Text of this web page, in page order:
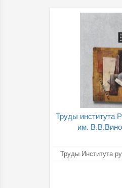
Труды института
им.
Труды Института